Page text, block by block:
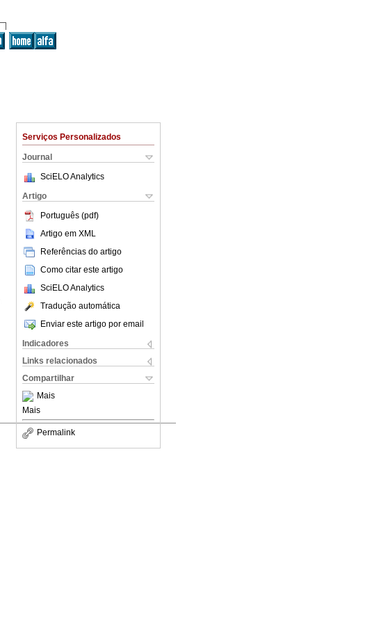
Serviços Personalizados
Journal
SciELO Analytics
Artigo
Português (pdf)
Artigo em XML
Referências do artigo
Como citar este artigo
SciELO Analytics
Tradução automática
Enviar este artigo por email
Indicadores
Links relacionados
Compartilhar
Mais
Mais
Permalink